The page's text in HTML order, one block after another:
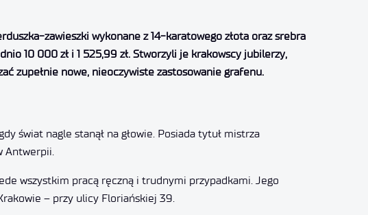
zawieszki wykonane z 14-karatowego złota oraz srebra
10 000 zł i 1 525,99 zł. Stworzyli je krakowscy jubilerzy,
zupełnie nowe, nieoczywiste zastosowanie grafenu.
świat nagle stanął na głowie. Posiada tytuł mistrza
Antwerpii.
wszystkim pracą ręczną i trudnymi przypadkami. Jego
– przy ulicy Floriańskiej 39.